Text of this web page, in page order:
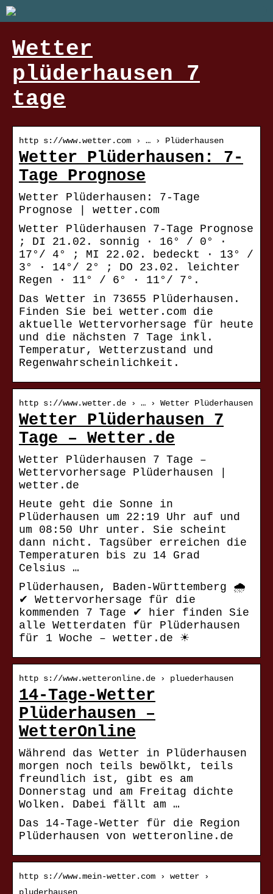
Wetter
plüderhausen 7
tage
http s://www.wetter.com › … › Plüderhausen
Wetter Plüderhausen: 7-
Tage Prognose
Wetter Plüderhausen: 7-Tage
Prognose | wetter.com
Wetter Plüderhausen 7-Tage Prognose
; DI 21.02. sonnig · 16° / 0° ·
17°/ 4° ; MI 22.02. bedeckt · 13° /
3° · 14°/ 2° ; DO 23.02. leichter
Regen · 11° / 6° · 11°/ 7°.
Das Wetter in 73655 Plüderhausen.
Finden Sie bei wetter.com die
aktuelle Wettervorhersage für heute
und die nächsten 7 Tage inkl.
Temperatur, Wetterzustand und
Regenwahrscheinlichkeit.
http s://www.wetter.de › … › Wetter Plüderhausen
Wetter Plüderhausen 7
Tage – Wetter.de
Wetter Plüderhausen 7 Tage –
Wettervorhersage Plüderhausen |
wetter.de
Heute geht die Sonne in
Plüderhausen um 22:19 Uhr auf und
um 08:50 Uhr unter. Sie scheint
dann nicht. Tagsüber erreichen die
Temperaturen bis zu 14 Grad
Celsius …
Plüderhausen, Baden-Württemberg 🌧️
✔ Wettervorhersage für die
kommenden 7 Tage ✔ hier finden Sie
alle Wetterdaten für Plüderhausen
für 1 Woche – wetter.de ☀
http s://www.wetteronline.de › pluederhausen
14-Tage-Wetter
Plüderhausen –
WetterOnline
Während das Wetter in Plüderhausen
morgen noch teils bewölkt, teils
freundlich ist, gibt es am
Donnerstag und am Freitag dichte
Wolken. Dabei fällt am …
Das 14-Tage-Wetter für die Region
Plüderhausen von wetteronline.de
http s://www.mein-wetter.com › wetter ›